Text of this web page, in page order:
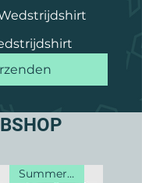
Summer Sales